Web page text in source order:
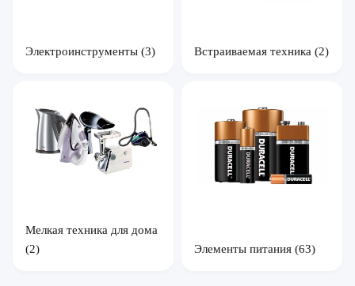
Электроинструменты (3) Встраиваемая техника (2)
Мелкая техника для дома
(2)
Элементы питания (63)